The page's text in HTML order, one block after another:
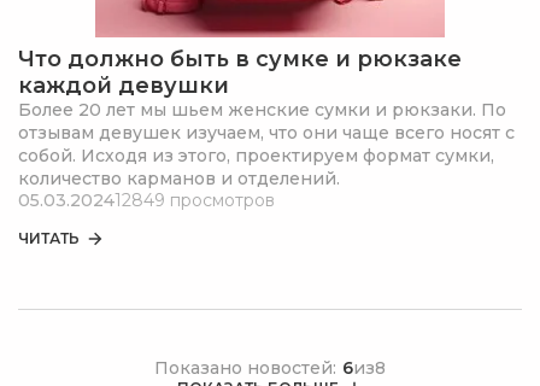
Что должно быть в сумке и рюкзаке
каждой девушки
Более 20 лет мы шьем женские сумки и рюкзаки. По
отзывам девушек изучаем, что они чаще всего носят с
собой. Исходя из этого, проектируем формат сумки,
количество карманов и отделений.
05.03.202412849 просмотров
ЧИТАТЬ
Показано новостей: 6из8